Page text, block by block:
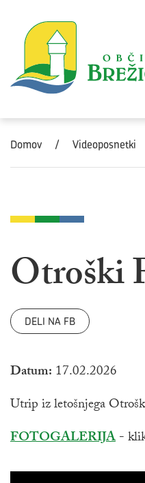
Domov / Videoposnetki
Otroški
DELI NA FB
Datum: 17.02.2026
Utrip iz letošnjega
Zunanja povezava na
FOTOGALERIJA-